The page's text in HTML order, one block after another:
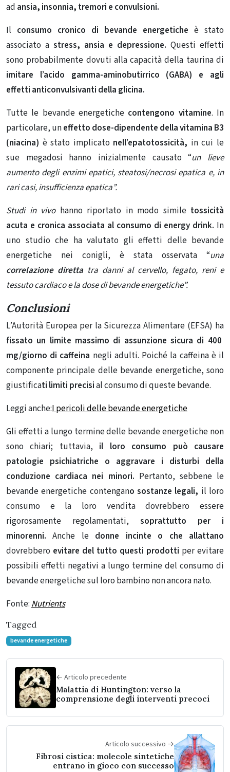
ad ansia, insonnia, tremori e convulsioni.
Il consumo cronico di bevande energetiche è stato
associato a stress, ansia e depressione. Questi effetti
sono probabilmente dovuti alla capacità della taurina di
imitare l’acido gamma-aminobutirrico (GABA) e agli
effetti anticonvulsivanti della glicina.
Tutte le bevande energetiche contengono vitamine. In
particolare, uneffetto dose-dipendente della vitamina B3
(niacina) è stato implicato nell’epatotossicità, in cui le
sue megadosi hanno inizialmente causato “un lieve
aumento degli enzimi epatici, steatosi/necrosi epatica e, in
rari casi, insufficienza epatica”.
Studi in vivohanno riportato in modo simile tossicità
acuta e cronica associata al consumo di energy drink. In
uno studio che ha valutato gli effetti delle bevande
energetiche nei conigli, è stata osservata “una
correlazione diretta tra danni al cervello, fegato, reni e
tessuto cardiaco e la dose di bevande energetiche”.
Conclusioni
L’Autorità Europea per la Sicurezza Alimentare (EFSA) ha
fissato un limite massimo di assunzione sicura di 400
mg/giorno di caffeina negli adulti. Poiché la caffeina è il
componente principale delle bevande energetiche, sono
giustificati limiti precisial consumo di queste bevande.
Leggi anche:I pericoli delle bevande energetiche
Gli effetti a lungo termine delle bevande energetiche non
sono chiari; tuttavia, il loro consumo può causare
patologie psichiatriche o aggravare i disturbi della
conduzione cardiaca nei minori. Pertanto, sebbene le
bevande energetiche contengano sostanze legali, il loro
consumo e la loro vendita dovrebbero essere
rigorosamente regolamentati, soprattutto per i
minorenni. Anche le donne incinte o che allattano
dovrebbero evitare del tutto questi prodotti per evitare
possibili effetti negativi a lungo termine del consumo di
bevande energetiche sul loro bambino non ancora nato.
Fonte:Nutrients
Tagged
bevande energetiche
← Articolo precedente
Malattia di Huntington: verso la
comprensione degli interventi precoci
Articolo successivo →
Fibrosi cistica: molecole sintetiche
entrano in gioco con successo